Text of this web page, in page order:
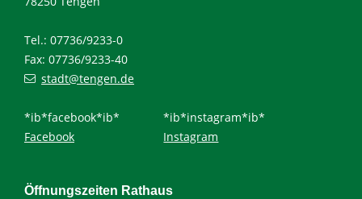
Tel.: 07736/9233-0
Fax: 07736/9233-40
stadt@tengen.de
*ib*facebook*ib*
Facebook
*ib*instagram*ib*
Instagram
Öffnungszeiten Rathaus